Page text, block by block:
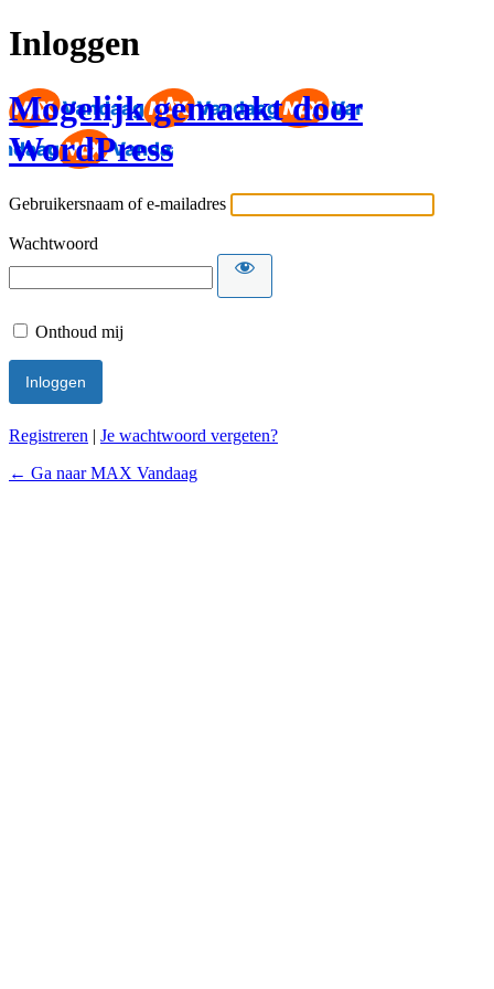
Inloggen
Mogelijk gemaakt door
WordPress
Gebruikersnaam of e-mailadres
Wachtwoord
Onthoud mij
Registreren | Je wachtwoord vergeten?
← Ga naar MAX Vandaag